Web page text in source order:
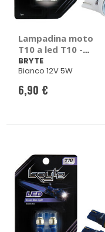
Lampadina moto
T10 a led T10 -
BRYTE
BRYTE
Bianco 12V 5W
6,90 €